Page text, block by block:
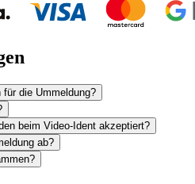
die Ummeldung?
beim Video-Ident akzeptiert?
ab?